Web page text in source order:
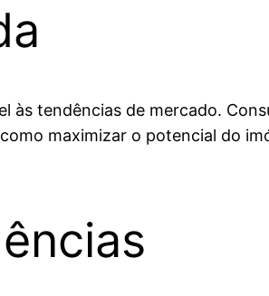
às tendências de mercado.
maximizar o potencial do